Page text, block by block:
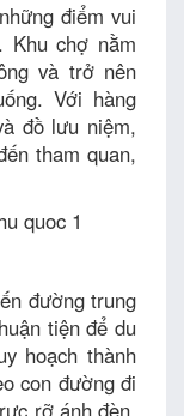
điểm vui
Khu chợ nằm
và trở nên
Với hàng
đồ lưu niệm,
tham quan,
đường trung
tiện để du
hoạch thành
con đường đi